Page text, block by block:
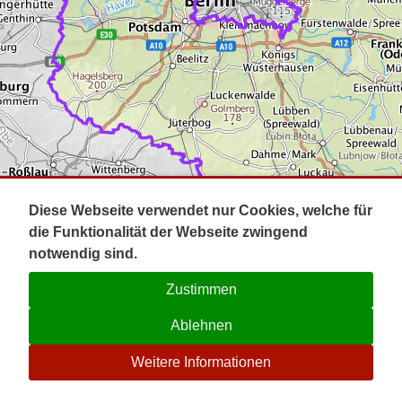
Impressum
Kontakt
☉
Diese Webseite verwendet nur Cookies, welche für
die Funktionalität der Webseite zwingend
notwendig sind.
Zustimmen
Ablehnen
Weitere Informationen